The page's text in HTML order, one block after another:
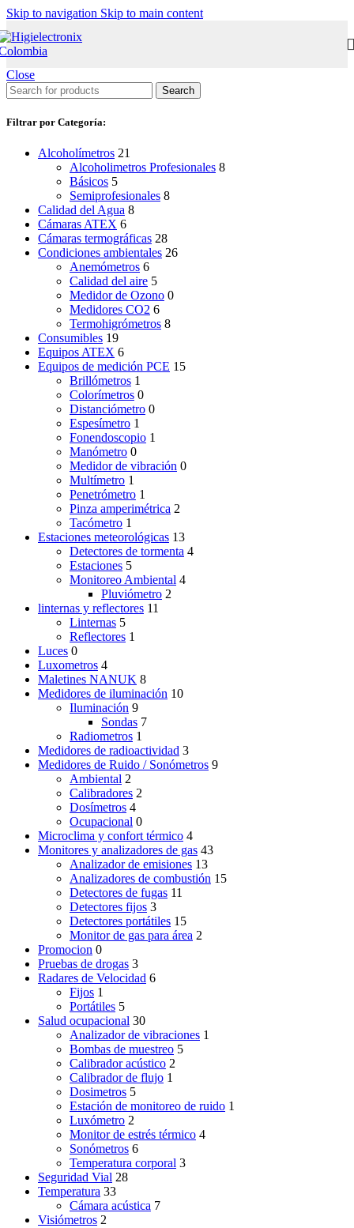
Skip to navigation Skip to main content
Close
Search
Filtrar por Categoría:
Alcoholímetros 21
Alcoholimetros Profesionales 8
Básicos 5
Semiprofesionales 8
Calidad del Agua 8
Cámaras ATEX 6
Cámaras termográficas 28
Condiciones ambientales 26
Anemómetros 6
Calidad del aire 5
Medidor de Ozono 0
Medidores CO2 6
Termohigrómetros 8
Consumibles 19
Equipos ATEX 6
Equipos de medición PCE 15
Brillómetros 1
Colorímetros 0
Distanciómetro 0
Espesímetro 1
Fonendoscopio 1
Manómetro 0
Medidor de vibración 0
Multímetro 1
Penetrómetro 1
Pinza amperimétrica 2
Tacómetro 1
Estaciones meteorológicas 13
Detectores de tormenta 4
Estaciones 5
Monitoreo Ambiental 4
Pluviómetro 2
linternas y reflectores 11
Linternas 5
Reflectores 1
Luces 0
Luxometros 4
Maletines NANUK 8
Medidores de iluminación 10
Iluminación 9
Sondas 7
Radiometros 1
Medidores de radioactividad 3
Medidores de Ruido / Sonómetros 9
Ambiental 2
Calibradores 2
Dosímetros 4
Ocupacional 0
Microclima y confort térmico 4
Monitores y analizadores de gas 43
Analizador de emisiones 13
Analizadores de combustión 15
Detectores de fugas 11
Detectores fijos 3
Detectores portátiles 15
Monitor de gas para área 2
Promocion 0
Pruebas de drogas 3
Radares de Velocidad 6
Fijos 1
Portátiles 5
Salud ocupacional 30
Analizador de vibraciones 1
Bombas de muestreo 5
Calibrador acústico 2
Calibrador de flujo 1
Dosimetros 5
Estación de monitoreo de ruido 1
Luxómetro 2
Monitor de estrés térmico 4
Sonómetros 6
Temperatura corporal 3
Seguridad Vial 28
Temperatura 33
Cámara acústica 7
Visiómetros 2